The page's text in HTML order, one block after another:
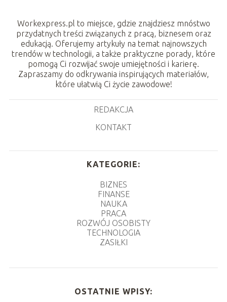
Workexpress.pl to miejsce, gdzie znajdziesz mnóstwo
przydatnych treści związanych z pracą, biznesem oraz
edukacją. Oferujemy artykuły na temat najnowszych
trendów w technologii, a także praktyczne porady, które
pomogą Ci rozwijać swoje umiejętności i karierę.
Zapraszamy do odkrywania inspirujących materiałów,
które ułatwią Ci życie zawodowe!
REDAKCJA
KONTAKT
KATEGORIE:
BIZNES
FINANSE
NAUKA
PRACA
ROZWÓJ OSOBISTY
TECHNOLOGIA
ZASIŁKI
OSTATNIE WPISY: